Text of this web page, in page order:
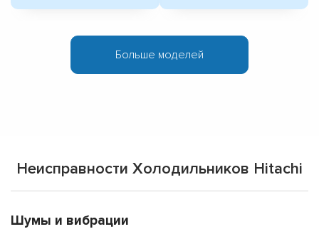
Больше моделей
Неисправности Холодильников Hitachi
Шумы и вибрации